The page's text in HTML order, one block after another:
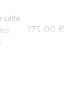
cada
175,00 €